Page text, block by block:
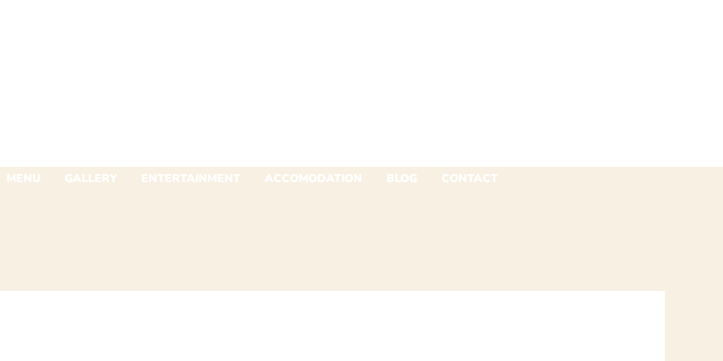
MENU GALLERY ENTERTAINMENT ACCOMODATION BLOG CONTACT